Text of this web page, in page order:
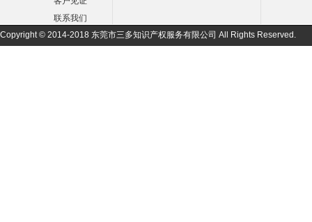
联系我们
Copyright © 2014-2018 东莞市三多知识产权服务有限公司 All Rights Reserved.